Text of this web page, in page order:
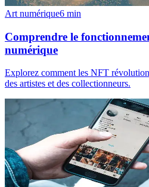
Art numérique6 min
Comprendre le
numérique
Explorez comment les NFT
des artistes et des collectionneurs.